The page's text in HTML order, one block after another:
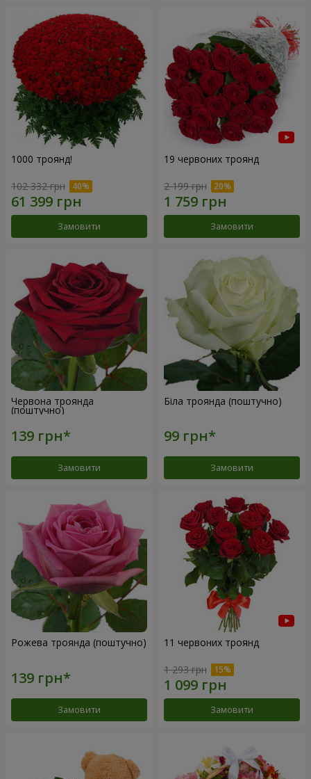
1000 троянд!
102 332 грн
Замовити
19 червоних троянд
2 199 грн
Замовити
Червона троянда
(поштучно)
Замовити
Біла троянда (поштучно)
Замовити
Рожева троянда (поштучно)
Замовити
11 червоних троянд
1 293 грн
Замовити